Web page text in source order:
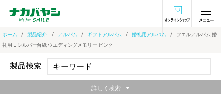
オンラインショ
ホーム 製品紹介 アルバム ギフトアルバム 婚礼用アルバム
フエルアルバム 婚
礼用 L シルバー台紙 ウエディングメモリー ピンク
製品検索
詳しく検索